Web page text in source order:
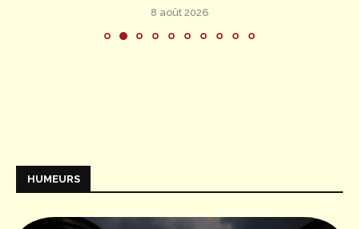
8 août 2026
HUMEURS